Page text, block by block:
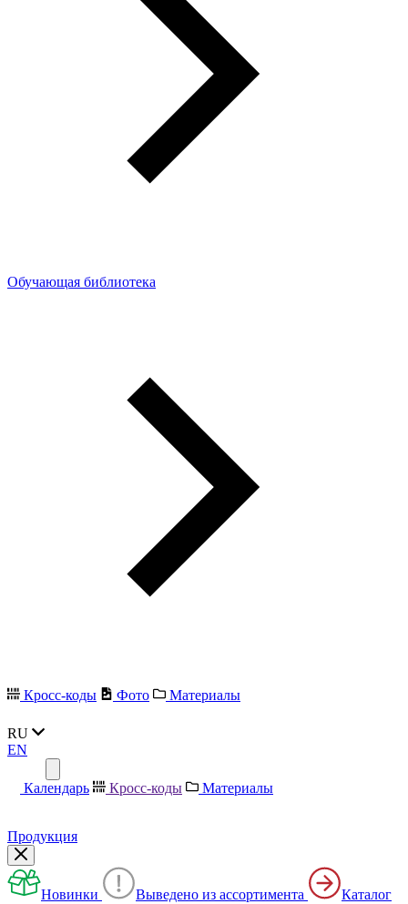
Обучающая библиотека
Кросс-коды Фото Материалы
RU
EN
Календарь Кросс-коды Материалы
Продукция
Новинки Выведено из ассортимента Каталог